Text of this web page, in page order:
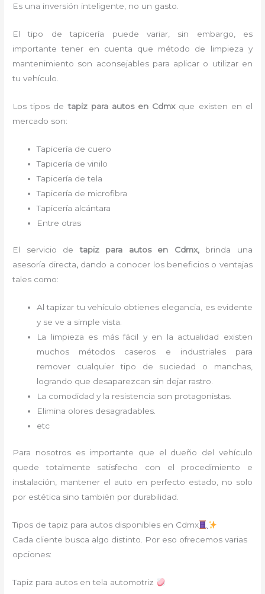
Es una inversión inteligente, no un gasto.
El tipo de tapicería puede variar, sin embargo, es
importante tener en cuenta que método de limpieza y
mantenimiento son aconsejables para aplicar o utilizar en
tu vehículo.
Los tipos detapiz para autos en Cdmxque existen en el
mercado son:
Tapicería de cuero
Tapicería de vinilo
Tapicería de tela
Tapicería de microfibra
Tapicería alcántara
Entre otras
El servicio detapiz para autos en Cdmx, brinda una
asesoría directa, dando a conocer los beneficios o ventajas
tales como:
Al tapizar tu vehículo obtienes elegancia, es evidente
y se ve a simple vista.
La limpieza es más fácil y en la actualidad existen
muchos métodos caseros e industriales para
remover cualquier tipo de suciedad o manchas,
logrando que desaparezcan sin dejar rastro.
La comodidad y la resistencia son protagonistas.
Elimina olores desagradables.
etc
Para nosotros es importante que el dueño del vehículo
quede totalmente satisfecho con el procedimiento e
instalación, mantener el auto en perfecto estado, no solo
por estética sino también por durabilidad.
Tipos de tapiz para autos disponibles en Cdmx
Cada cliente busca algo distinto. Por eso ofrecemos varias
opciones:
Tapiz para autos en tela automotriz